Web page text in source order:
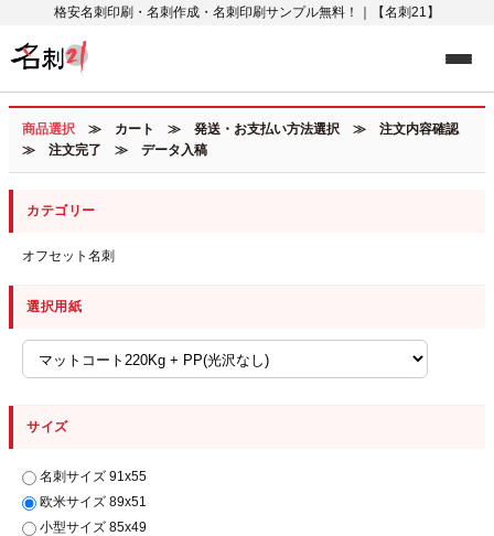
格安名刺印刷・名刺作成・名刺印刷サンプル無料！｜【名刺21】
商品選択 ≫ カート ≫ 発送・お支払い方法選択 ≫ 注文内容確認
≫ 注文完了 ≫ データ入稿
カテゴリー
オフセット名刺
選択用紙
サイズ
名刺サイズ 91x55
欧米サイズ 89x51
小型サイズ 85x49